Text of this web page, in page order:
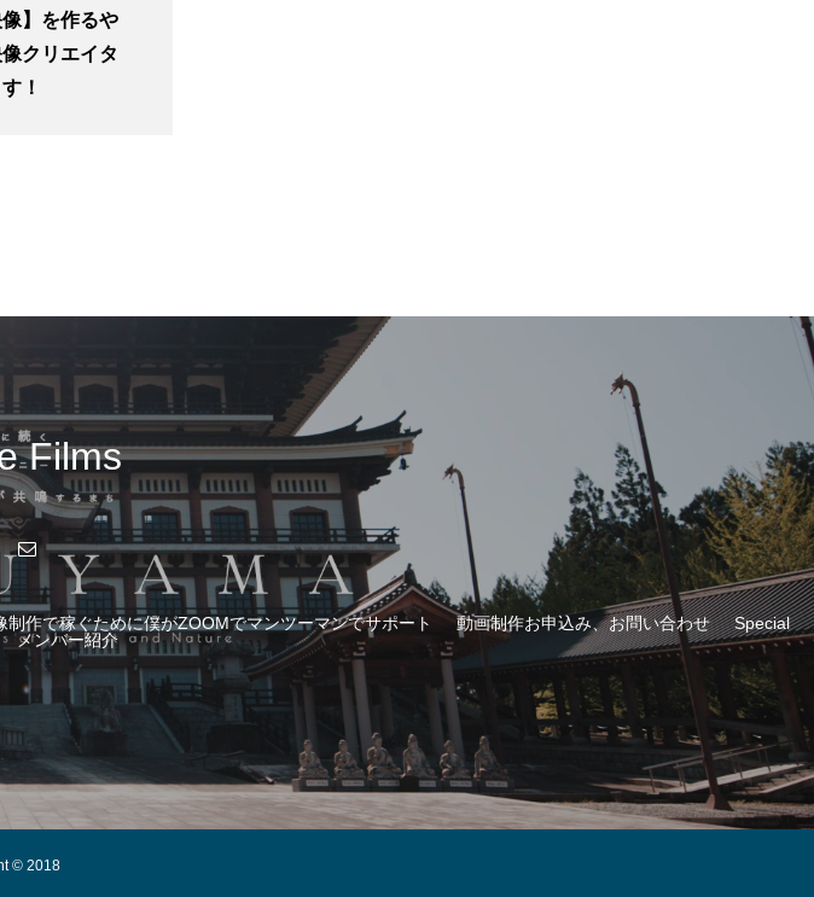
像】を作るや
クリエイタ
！
Films
作で稼ぐために僕がZOOMでマンツーマンでサポート 動画制作お申込み、お問い合わせ
Special
メンバー紹介
© 2018